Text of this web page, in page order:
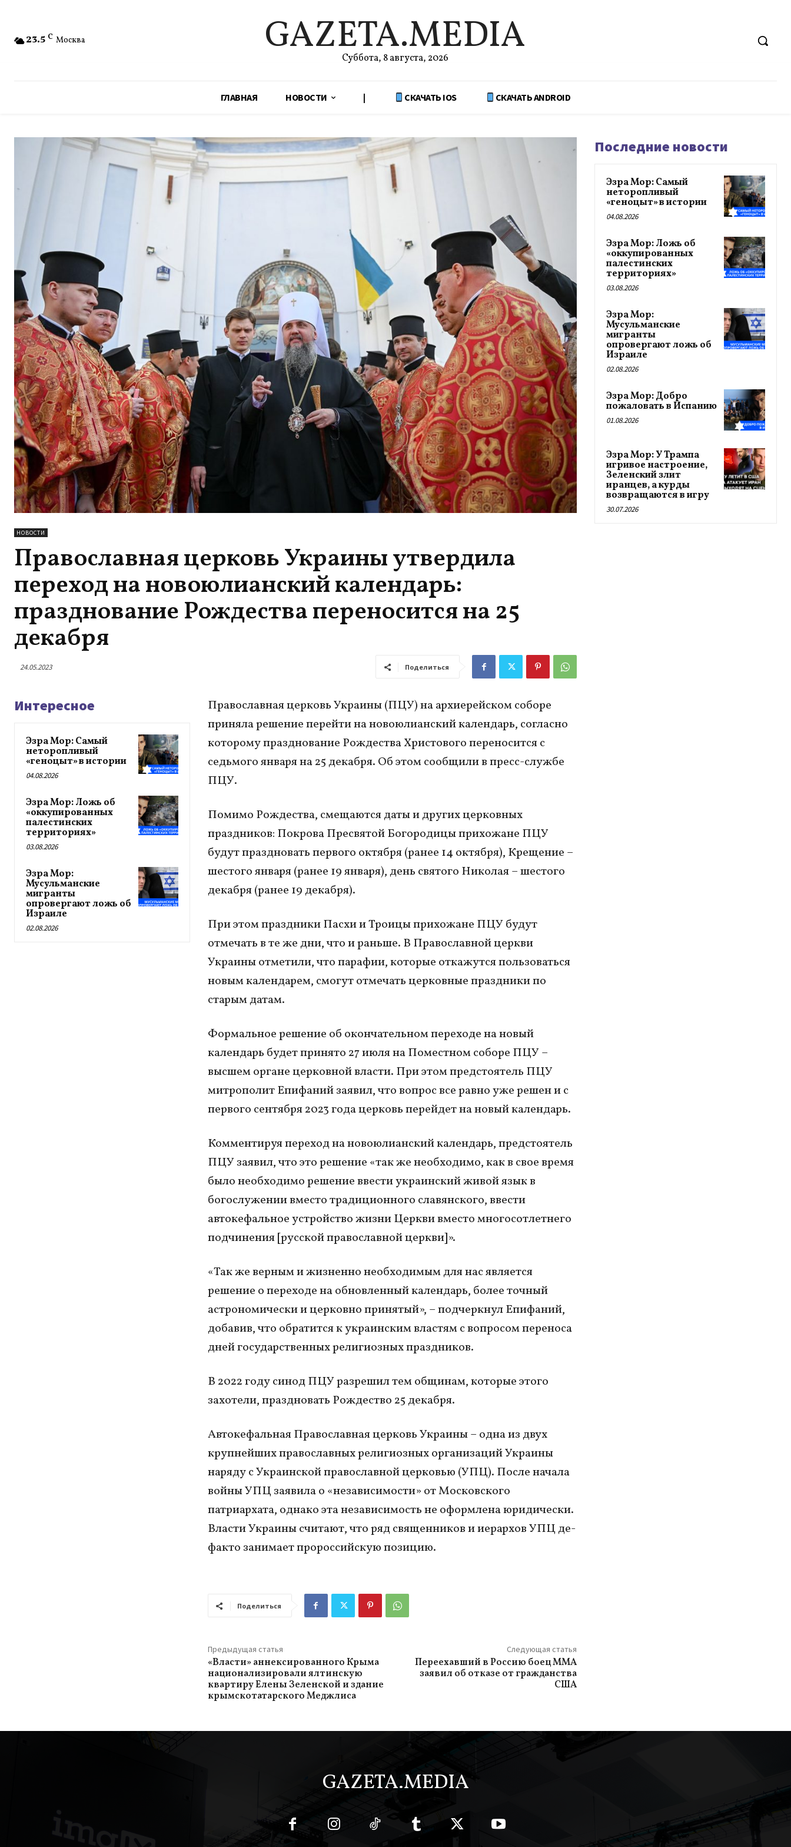
23.5 C Москва GAZETA.MEDIA
Суббота, 8 августа, 2026
ГЛАВНАЯ НОВОСТИ | СКАЧАТЬ IOS СКАЧАТЬ ANDROID
НОВОСТИ
Православная церковь Украины утвердила
переход на новоюлианский календарь:
празднование Рождества переносится на 25
декабря
24.05.2023 Поделиться
Интересное
Эзра Мор: Самый
неторопливый
«геноцыт» в истории
04.08.2026
Эзра Мор: Ложь об
«оккупированных
палестинских
территориях»
03.08.2026
Эзра Мор:
Мусульманские
мигранты
опровергают ложь об
Израиле
02.08.2026
Православная церковь Украины (ПЦУ) на архиерейском соборе
приняла решение перейти на новоюлианский календарь, согласно
которому празднование Рождества Христового переносится с
седьмого января на 25 декабря. Об этом сообщили в пресс-службе
ПЦУ.
Помимо Рождества, смещаются даты и других церковных
праздников: Покрова Пресвятой Богородицы прихожане ПЦУ
будут праздновать первого октября (ранее 14 октября), Крещение –
шестого января (ранее 19 января), день святого Николая – шестого
декабря (ранее 19 декабря).
При этом праздники Пасхи и Троицы прихожане ПЦУ будут
отмечать в те же дни, что и раньше. В Православной церкви
Украины отметили, что парафии, которые откажутся пользоваться
новым календарем, смогут отмечать церковные праздники по
старым датам.
Формальное решение об окончательном переходе на новый
календарь будет принято 27 июля на Поместном соборе ПЦУ –
высшем органе церковной власти. При этом предстоятель ПЦУ
митрополит Епифаний заявил, что вопрос все равно уже решен и с
первого сентября 2023 года церковь перейдет на новый календарь.
Комментируя переход на новоюлианский календарь, предстоятель
ПЦУ заявил, что это решение «так же необходимо, как в свое время
было необходимо решение ввести украинский живой язык в
богослужении вместо традиционного славянского, ввести
автокефальное устройство жизни Церкви вместо многосотлетнего
подчинения [русской православной церкви]».
«Так же верным и жизненно необходимым для нас является
решение о переходе на обновленный календарь, более точный
астрономически и церковно принятый», – подчеркнул Епифаний,
добавив, что обратится к украинским властям с вопросом переноса
дней государственных религиозных праздников.
В 2022 году синод ПЦУ разрешил тем общинам, которые этого
захотели, праздновать Рождество 25 декабря.
Автокефальная Православная церковь Украины – одна из двух
крупнейших православных религиозных организаций Украины
наряду с Украинской православной церковью (УПЦ). После начала
войны УПЦ заявила о «независимости» от Московского
патриархата, однако эта независимость не оформлена юридически.
Власти Украины считают, что ряд священников и иерархов УПЦ де-
факто занимает пророссийскую позицию.
Поделиться
Предыдущая статья
«Власти» аннексированного Крыма
национализировали ялтинскую
квартиру Елены Зеленской и здание
крымскотатарского Меджлиса
Следующая статья
Переехавший в Россию боец MMA
заявил об отказе от гражданства
США
Последние новости
Эзра Мор: Самый
неторопливый
«геноцыт» в истории
04.08.2026
Эзра Мор: Ложь об
«оккупированных
палестинских
территориях»
03.08.2026
Эзра Мор:
Мусульманские
мигранты
опровергают ложь об
Израиле
02.08.2026
Эзра Мор: Добро
пожаловать в Испанию
01.08.2026
Эзра Мор: У Трампа
игривое настроение,
Зеленский злит
иранцев, а курды
возвращаются в игру
30.07.2026
GAZETA.MEDIA